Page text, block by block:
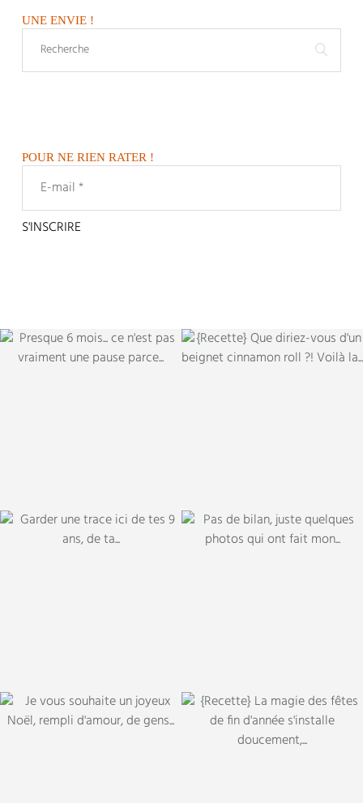
UNE ENVIE !
POUR NE RIEN RATER !